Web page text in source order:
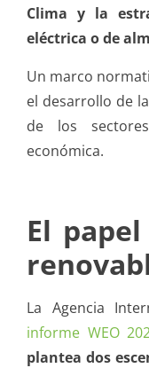
Clima y la
eléctrica o de
Un marco
el desarrollo de
de los
económica.
El
La Agencia
informe WEO
plantea dos